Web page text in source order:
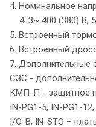
4. Номинальное
4: 3~ 400 (380) В,
5. Встроенный
6. Встроенный
7. Дополнительные
СЗС -
КМП-П - защитное
IN-PG1-5, IN-PG1-
I/O-В, IN-STO –